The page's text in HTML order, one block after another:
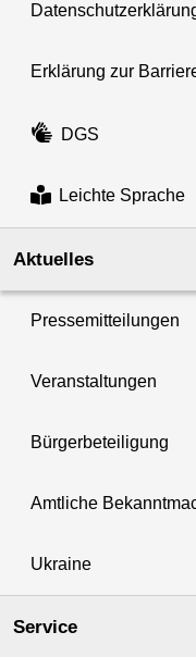
Erklärung zur
DGS
Leichte Sprache
Aktuelles
Pressemitteilungen
Veranstaltungen
Bürgerbeteiligung
Amtliche
Ukraine
Service